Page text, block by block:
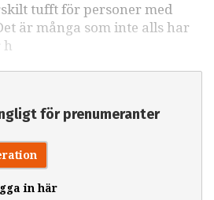
tufft för personer med
är många som inte alls har
h
för prenumeranter
in här